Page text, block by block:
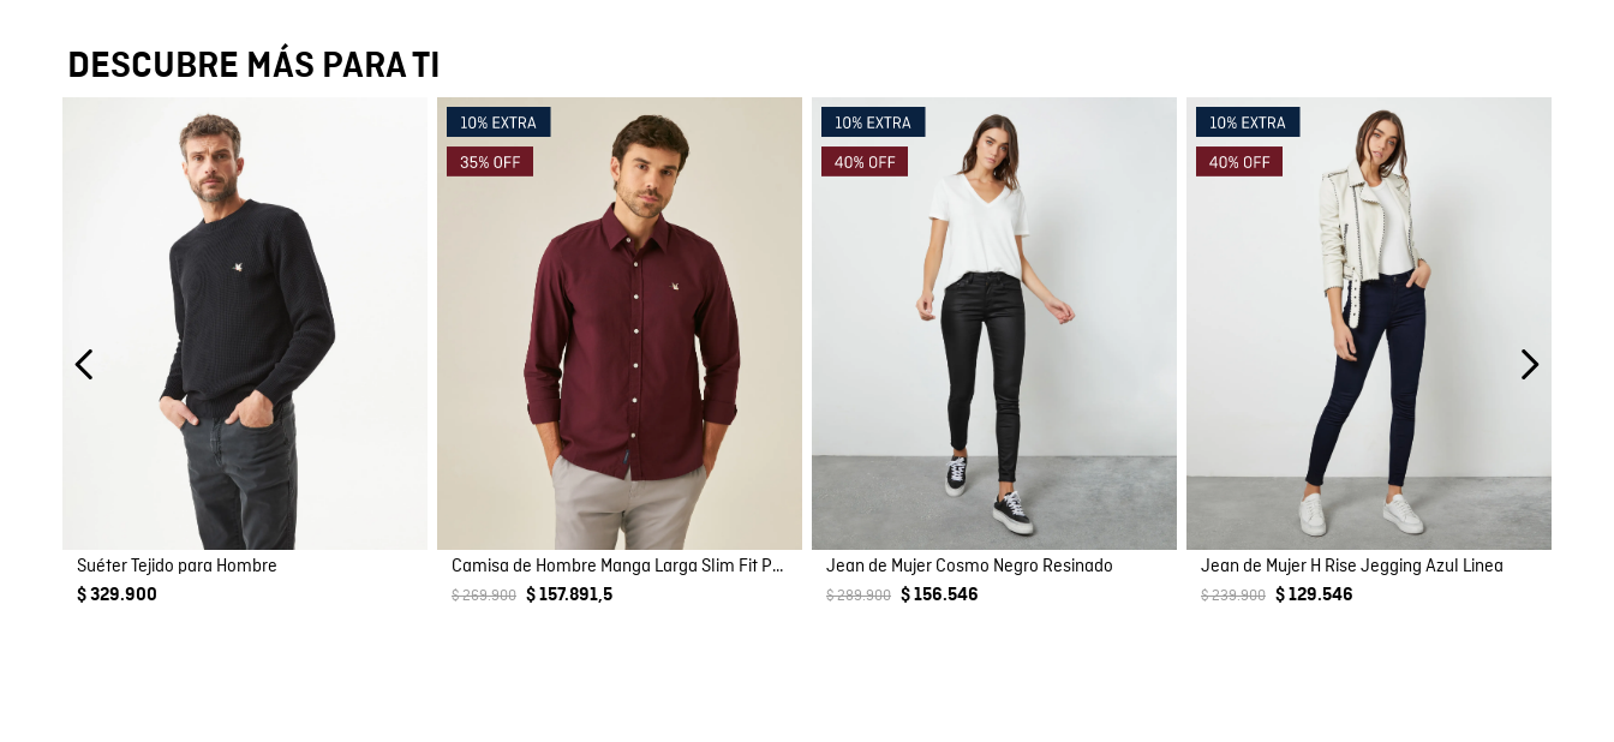
DESCUBRE MÁS PARA TI
Suéter Tejido para Hombre
$ 329.900
Camisa de Hombre Manga Larga Slim Fit Pato Bordado Tela Oxford en Algodón
$ 269.900 $ 157.891,5
Jean de Mujer Cosmo Negro Resinado
$ 289.900 $ 156.546
Jean de Mujer H Rise Jegging Azul Linea
$ 239.900 $ 129.546